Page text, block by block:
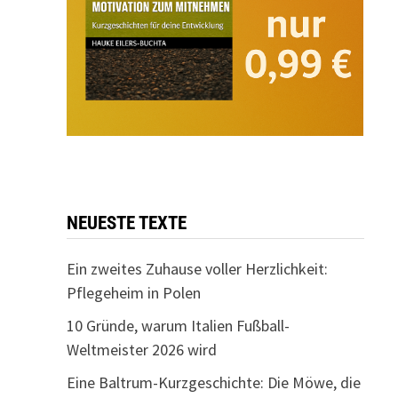
NEUESTE TEXTE
Ein zweites Zuhause voller Herzlichkeit:
Pflegeheim in Polen
10 Gründe, warum Italien Fußball-
Weltmeister 2026 wird
Eine Baltrum-Kurzgeschichte: Die Möwe, die